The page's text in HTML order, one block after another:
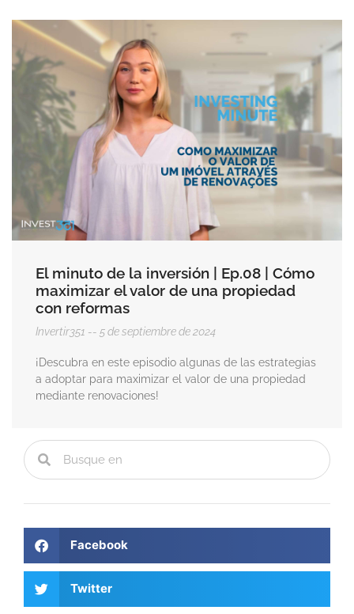
El minuto de la inversión | Ep.08 | Cómo
maximizar el valor de una propiedad
con reformas
Invertir351 5 de septiembre de 2024
¡Descubra en este episodio algunas de las estrategias
a adoptar para maximizar el valor de una propiedad
mediante renovaciones!
Facebook
Twitter